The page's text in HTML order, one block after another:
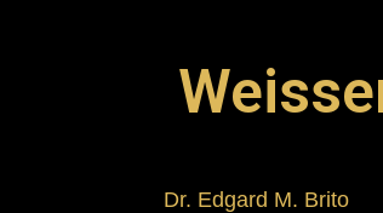
Dr. Edgard M. Brito